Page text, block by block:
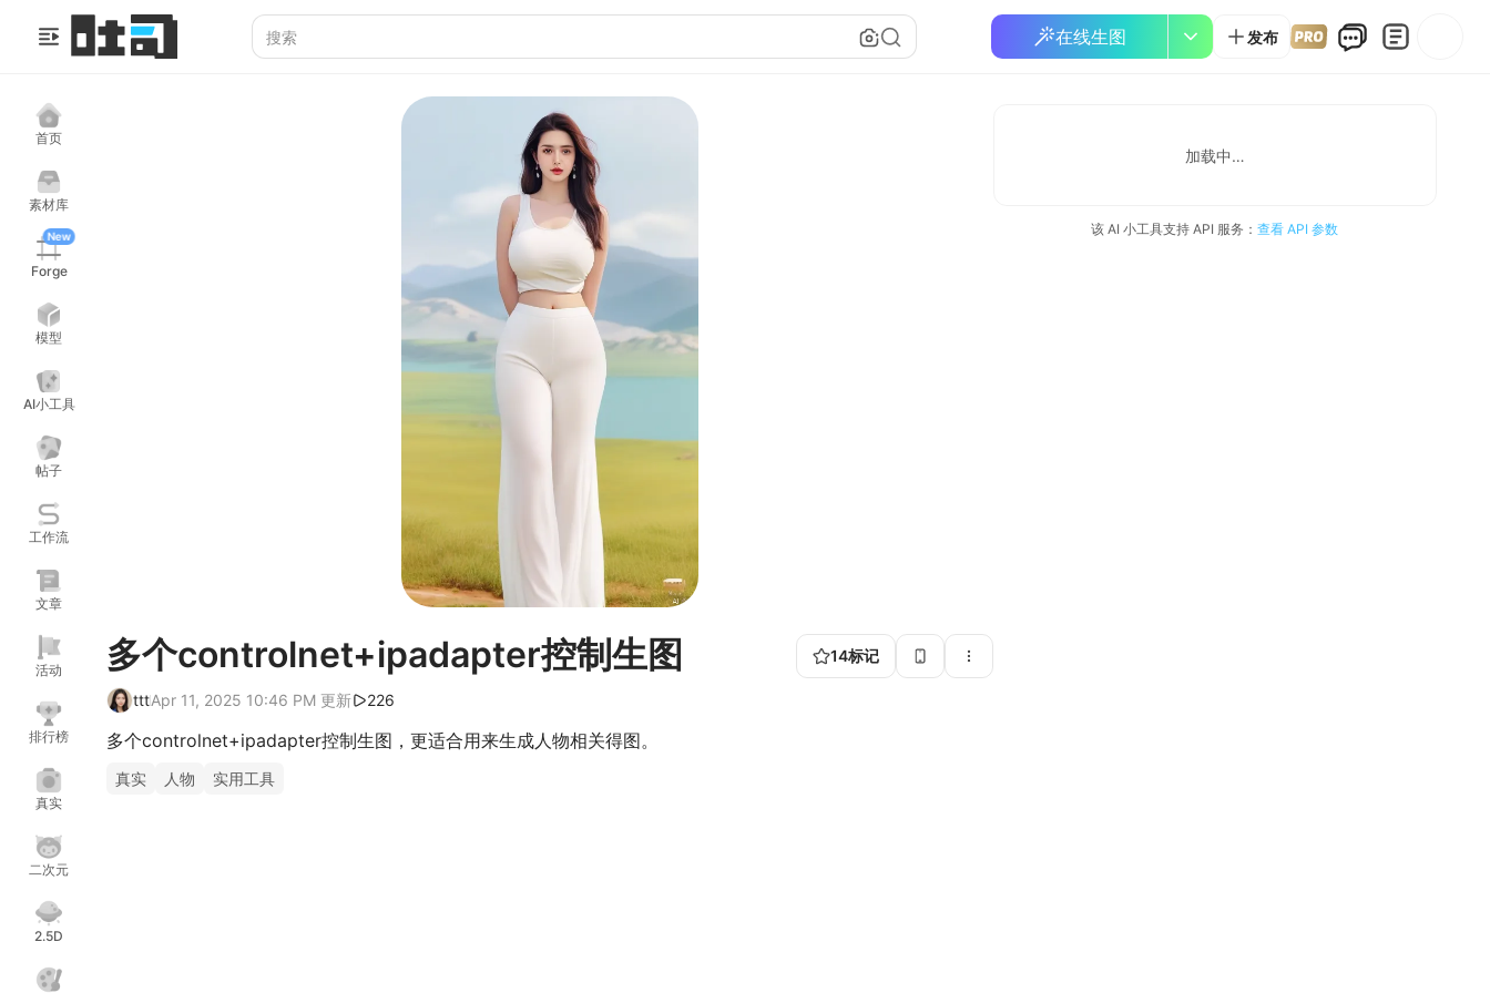
在线生图 发布
首页
素材库
New
Forge
模型
AI小工具
帖子
工作流
文章
活动
排行榜
真实
二次元
2.5D
多个controlnet+ipadapter控制生图 14标记
tttApr 11, 2025 10:46 PM 更新 226
多个controlnet+ipadapter控制生图，更适合用来生成人物相关得图。
真实 人物 实用工具
加载中…
该 AI 小工具支持 API 服务：查看 API 参数